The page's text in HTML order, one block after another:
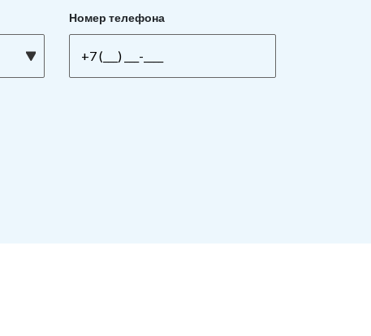
Номер телефона